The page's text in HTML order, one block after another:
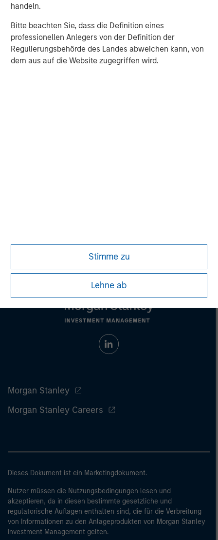
handeln.
Bitte beachten Sie, dass die Definition eines
professionellen Anlegers von der Definition der
Regulierungsbehörde des Landes abweichen kann, von
dem aus auf die Website zugegriffen wird.
Stimme zu
Lehne ab
Morgan Stanley (NYSE: MS) is a leading global financial
services firm providing a wide range of investment
banking, securities, wealth management and investment
management services. With offices in 42 countries, the
Firm’s employees serve clients worldwide including
corporations, governments, institutions and individuals.
Morgan Stanley
Morgan Stanley Careers
Dieses Dokument ist ein Marketingdokument.
Nutzer müssen die Nutzungsbedingungen lesen und
akzeptieren, da in diesen bestimmte gesetzliche und
regulatorische Auflagen enthalten sind, die für die Verbreitung
von Informationen zu den Anlageprodukten von Morgan Stanley
Investment Management gelten.